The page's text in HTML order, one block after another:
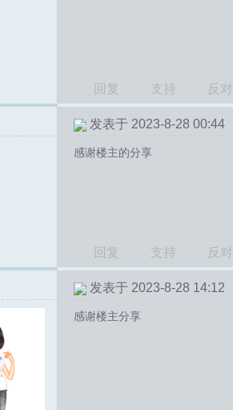
回复 支持 反对
发表于 2023-8-28 00:44
感谢楼主的分享
回复 支持 反对
发表于 2023-8-28 14:12
感谢楼主分享